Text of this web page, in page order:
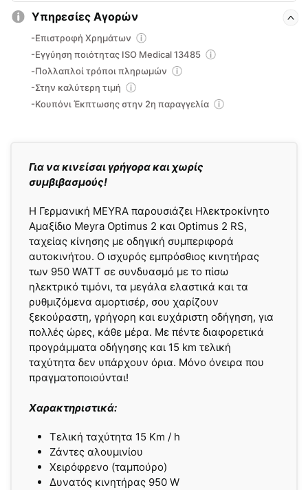
Για να κινείσαι γρήγορα και χωρίς
συμβιβασμούς!
Η Γερμανική MEYRA παρουσιάζει Ηλεκτροκίνητο
Αμαξίδιο Meyra Optimus 2 και Optimus 2 RS,
ταχείας κίνησης με οδηγική συμπεριφορά
αυτοκινήτου. Ο ισχυρός εμπρόσθιος κινητήρας
των 950 WATT σε συνδυασμό με το πίσω
ηλεκτρικό τιμόνι, τα μεγάλα ελαστικά και τα
ρυθμιζόμενα αμορτισέρ, σου χαρίζουν
ξεκούραστη, γρήγορη και ευχάριστη οδήγηση, για
πολλές ώρες, κάθε μέρα. Με πέντε διαφορετικά
προγράμματα οδήγησης και 15 km τελική
ταχύτητα δεν υπάρχουν όρια. Μόνο όνειρα που
πραγματοποιούνται!
Χαρακτηριστικά:
Τελική ταχύτητα 15 Km / h
Ζάντες αλουμινίου
Χειρόφρενο (ταμπούρο)
Δυνατός κινητήρας 950 W
Υπηρεσίες Αγορών
-Επιστροφή Χρημάτων
-Εγγύηση ποιότητας ISO Medical 13485
-Πολλαπλοί τρόποι πληρωμών
-Στην καλύτερη τιμή
-Κουπόνι Έκπτωσης στην 2η παραγγελία